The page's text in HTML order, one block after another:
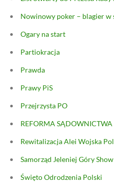
Nowinowy poker – blagier
Ogary na start
Partiokracja
Prawda
Prawy PiS
Przejrzysta PO
REFORMA SĄDOWNICTWA
Rewitalizacja Alei Wojska
Samorząd Jeleniej Góry Show
Święto Odrodzenia Polski